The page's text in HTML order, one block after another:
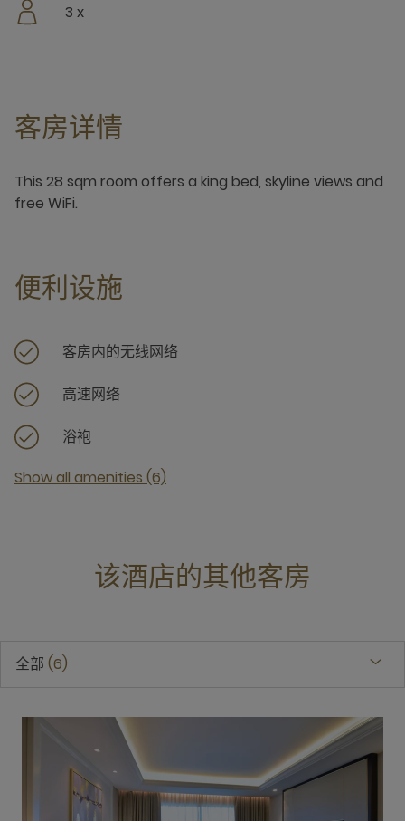
3 x
客房详情
This 28 sqm room offers a king bed, skyline views and
free WiFi.
便利设施
客房内的无线网络
高速网络
浴袍
Show all amenities (6)
该酒店的其他客房
全部 6